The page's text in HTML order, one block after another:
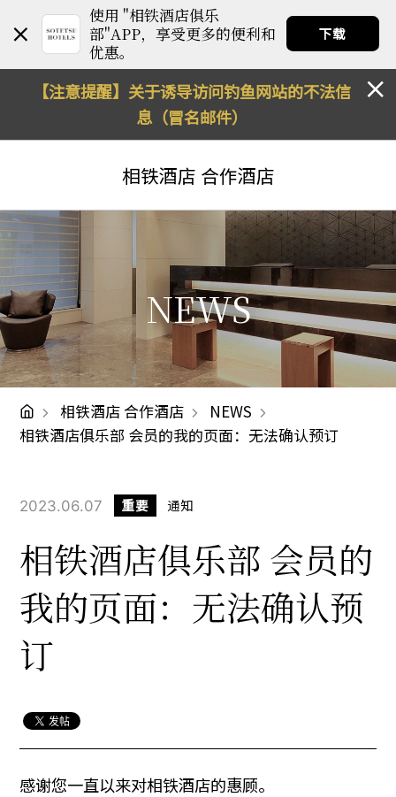
使用 "相铁酒店俱乐
部"APP，享受更多的便利和
优惠。
下载
【注意提醒】关于诱导访问钓鱼网站的不法信
息（冒名邮件）
相铁酒店 合作酒店
NEWS
相铁酒店 合作酒店
NEWS
相铁酒店俱乐部 会员的我的页面：无法确认预订
2023.06.07 重要 通知
相铁酒店俱乐部 会员的
我的页面：无法确认预
订
感谢您一直以来对相铁酒店的惠顾。